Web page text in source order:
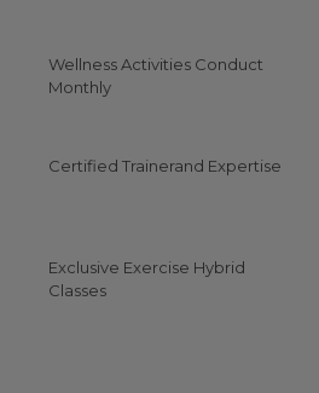
Wellness Activities Conduct
Monthly
Certified Trainerand Expertise
Exclusive Exercise Hybrid
Classes